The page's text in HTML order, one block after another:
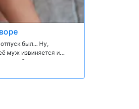
был... Ну,
муж извиняется и
работника по
мало пространства
член ей в рот.